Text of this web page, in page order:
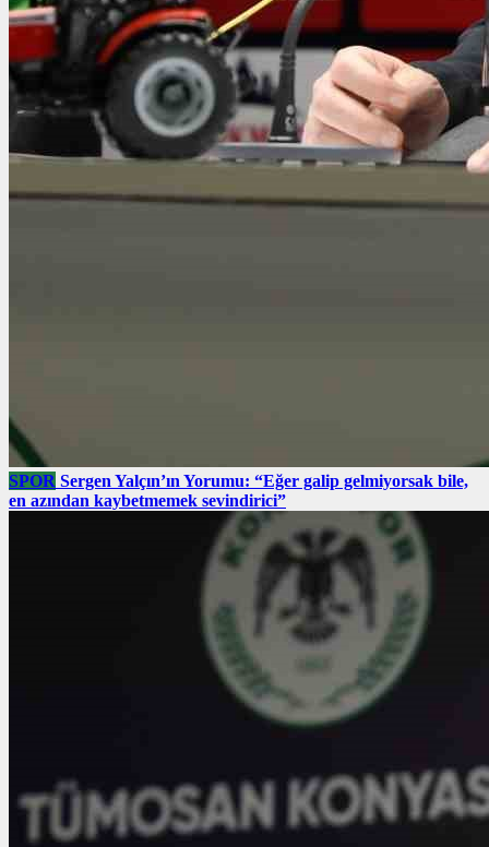
SPOR Sergen Yalçın’ın Yorumu: “Eğer galip gelmiyorsak bile,
en azından kaybetmemek sevindirici”